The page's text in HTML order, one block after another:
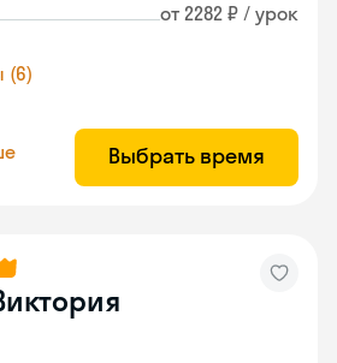
от 2282 ₽ / урок
(6)
Выбрать время